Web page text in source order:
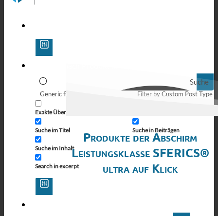
Suche
Generic filters
Exakte Übereinstimmung
Suche im Titel
Suche im Inhalt
Search in excerpt
Filter by Custom Post Type
Suche in Beiträgen
Produkte der Abschirm
Leistungsklasse SFERICS®
ultra auf Klick